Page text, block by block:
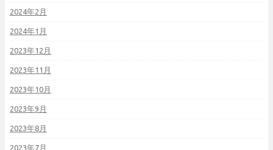
2024年2月
2024年1月
2023年12月
2023年11月
2023年10月
2023年9月
2023年8月
2023年7月